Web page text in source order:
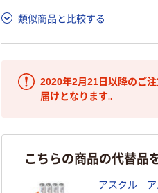
類似商品と比較する
2020年2月21日以降のご注
届けとなります。
こちらの商品の代替品
アスクル ア